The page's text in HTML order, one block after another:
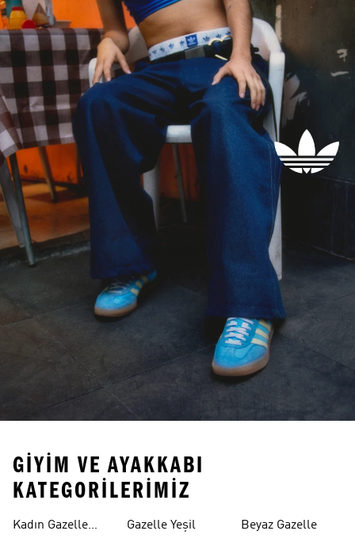
GIYIM VE AYAKKABI
KATEGORILERIMIZ
Kadın Gazelle
Gazelle Yeşil Kahverengi
Beyaz Gazelle